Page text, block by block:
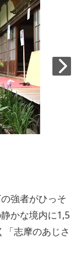
強者がひっそ
かな境内に1,5
志摩のあじさ